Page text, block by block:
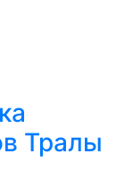
Тралы